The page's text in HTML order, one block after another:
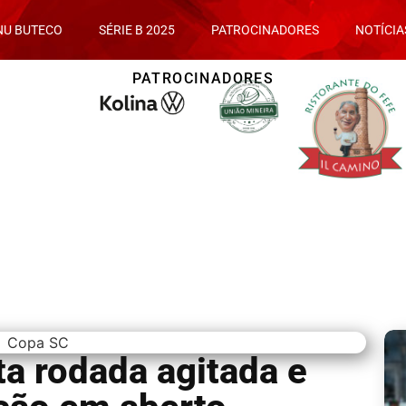
BUTECO SÉRIE B 2025 PATROCINADORES
PATROCINADORES
rodada agitada e